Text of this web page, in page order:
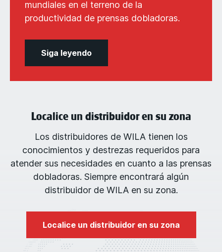
mundiales en el terreno de la
productividad de prensas dobladoras.
Siga leyendo
Localice un distribuidor en su zona
Los distribuidores de WILA tienen los
conocimientos y destrezas requeridos para
atender sus necesidades en cuanto a las prensas
dobladoras. Siempre encontrará algún
distribuidor de WILA en su zona.
Localice un distribuidor en su zona